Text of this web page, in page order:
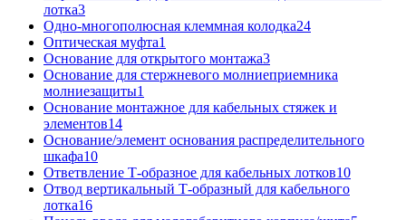
лотка3
Одно-многополюсная клеммная колодка24
Оптическая муфта1
Основание для открытого монтажа3
Основание для стержневого молниеприемника
молниезащиты1
Основание монтажное для кабельных стяжек и
элементов14
Основание/элемент основания распределительного
шкафа10
Ответвление Т-образное для кабельных лотков10
Отвод вертикальный Т-образный для кабельного
лотка16